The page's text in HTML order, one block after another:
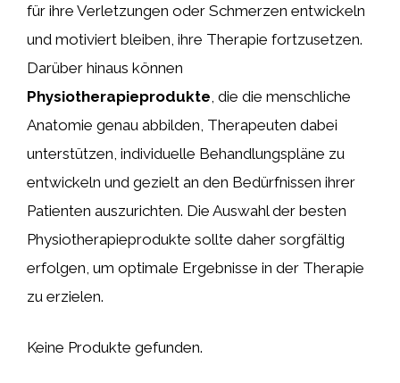
für ihre Verletzungen oder Schmerzen entwickeln
und motiviert bleiben, ihre Therapie fortzusetzen.
Darüber hinaus können
Physiotherapieprodukte , die die menschliche
Anatomie genau abbilden, Therapeuten dabei
unterstützen, individuelle Behandlungspläne zu
entwickeln und gezielt an den Bedürfnissen ihrer
Patienten auszurichten. Die Auswahl der besten
Physiotherapieprodukte sollte daher sorgfältig
erfolgen, um optimale Ergebnisse in der Therapie
zu erzielen.
Keine Produkte gefunden.